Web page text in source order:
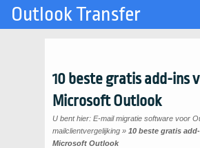
10 beste gratis add-ins
Microsoft Outlook
U bent hier: E-mail migratie software voor
mailclientvergelijking » 10 beste gratis
Microsoft Outlook
Outlook Transfer